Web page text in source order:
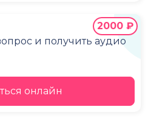
и получить аудио
2000 ₽
онлайн